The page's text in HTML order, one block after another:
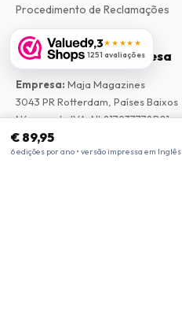
€ 89,95
6 edições por ano • versão impressa em Inglês
9,3★★★★★
1251 avaliações
Procedimento de Reclamações
Informações da empresa
Empresa: Maja Magazines
3043 PR Rotterdam, Países Baixos
Número de IVA:NL817937778B01
Câmara de Comércio